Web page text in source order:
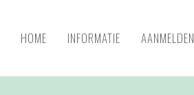
HOME INFORMATIE AANMELDEN